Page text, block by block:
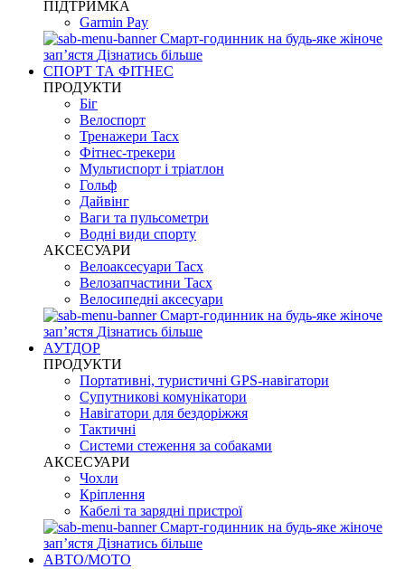
ПІДТРИМКА
Garmin Pay
Смарт-годинник на будь-яке жіноче
запʼястя Дізнатись більше
СПОРТ ТА ФІТНЕС
ПРОДУКТИ
Біг
Велоспорт
Тренажери Tacx
Фітнес-трекери
Мультиспорт і тріатлон
Гольф
Дайвінг
Ваги та пульсометри
Водні види спорту
AKCЕСУАРИ
Велоаксесуари Tacx
Велозапчастини Tacx
Велосипедні аксесуари
Смарт-годинник на будь-яке жіноче
запʼястя Дізнатись більше
АУТДОР
ПРОДУКТИ
Портативні, туристичні GPS-навігатори
Супутникові комунікатори
Навігатори для бездоріжжя
Тактичні
Системи стеження за собаками
АКСЕСУАРИ
Чохли
Кріплення
Кабелі та зарядні пристрої
Смарт-годинник на будь-яке жіноче
запʼястя Дізнатись більше
АВТО/МОТО